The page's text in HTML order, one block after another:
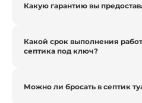
Какую гарантию вы
Какой срок выполнения
септика под ключ?
Можно ли бросать в септик